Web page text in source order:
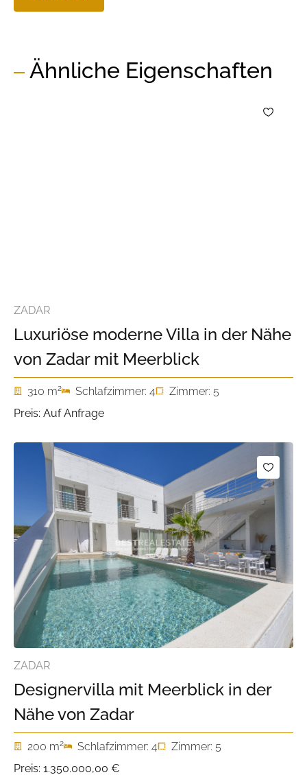
Ähnliche Eigenschaften
ZADAR
Luxuriöse moderne Villa in der Nähe
von Zadar mit Meerblick
310 m2 Schlafzimmer: 4
Zimmer: 5
Preis: Auf Anfrage
ZADAR
Designervilla mit Meerblick in der
Nähe von Zadar
200 m2 Schlafzimmer: 4
Zimmer: 5
Preis: 1.350.000,00 €